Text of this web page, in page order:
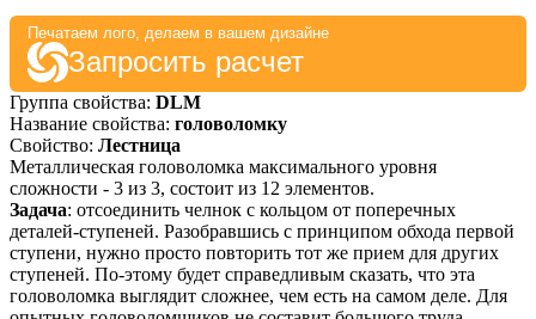
Печатаем лого, делаем в вашем дизайне
Запросить расчет
Группа свойства: DLM
Название свойства: головоломку
Свойство: Лестница
Металлическая головоломка максимального уровня
сложности - 3 из 3, состоит из 12 элементов.
Задача: отсоединить челнок c кольцом от поперечных
деталей-ступеней. Разобравшись с принципом обхода первой
ступени, нужно просто повторить тот же прием для других
ступеней. По-этому будет справедливым сказать, что эта
головоломка выглядит сложнее, чем есть на самом деле. Для